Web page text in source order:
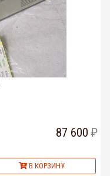
87 600
В КОРЗИНУ